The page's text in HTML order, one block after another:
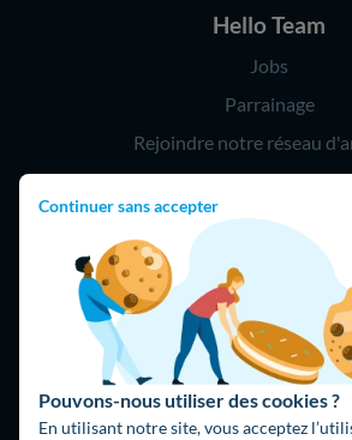
Continuer sans accepter
Pouvons-nous utiliser des cookies ?
En utilisant notre site, vous acceptez
Hello Team
Jobs
Parrainage
Rejoindre notre réseau
Hello !
09 75 18 60 60
(8h-
75018 Paris